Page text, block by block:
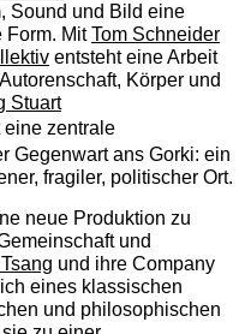
Sound und Bild eine
Form. MitTom Schneider
entsteht eine Arbeit
Körper und
Stuart
eine zentrale
Gegenwart ans Gorki: ein
fragiler, politischer Ort.
neue Produktion zu
und
und ihre Company
eines klassischen
und philosophischen